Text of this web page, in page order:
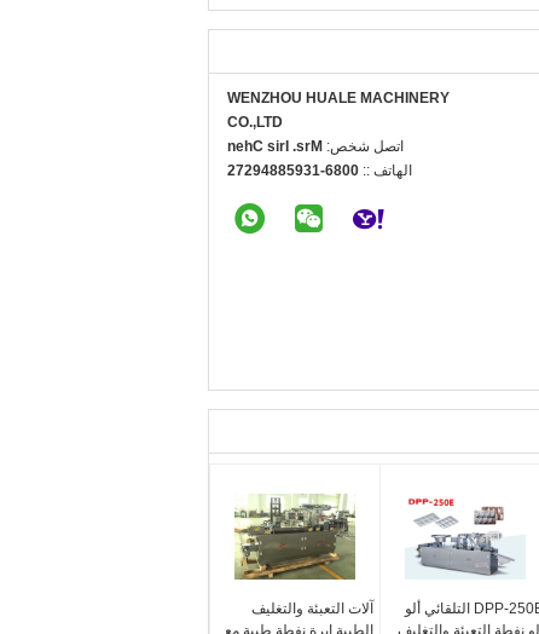
WENZHOU HUALE MACHINERY
CO.,LTD
اتصل شخص: Mrs. Iris Chen
الهاتف :: 0086-13958849272
آلات التعبئة والتغليف
الطبية إبرة نفطة طبية مع
DPP-250E التلقائي ألو
ألو نفطة التعبئة والتغليف